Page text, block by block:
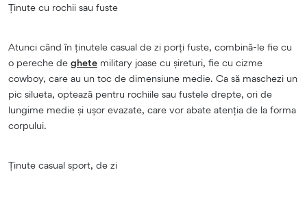
Ținute cu rochii sau fuste
Atunci când în ținutele casual de zi porți fuste, combină-le fie cu
o pereche de ghete military joase cu șireturi, fie cu cizme
cowboy, care au un toc de dimensiune medie. Ca să maschezi un
pic silueta, optează pentru rochiile sau fustele drepte, ori de
lungime medie și ușor evazate, care vor abate atenția de la forma
corpului.
Ținute casual sport, de zi